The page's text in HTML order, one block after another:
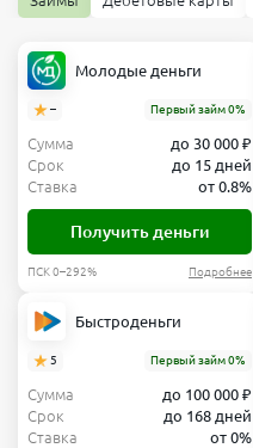
Молодые деньги
– Первый займ 0%
Сумма
до 30 000 ₽
Срок
до 15 дней
Ставка
от 0.8%
Получить деньги
ПСК 0–292% Подробнее
Быстроденьги
5 Первый займ 0%
Сумма
до 100 000 ₽
Срок
до 168 дней
Ставка
от 0%